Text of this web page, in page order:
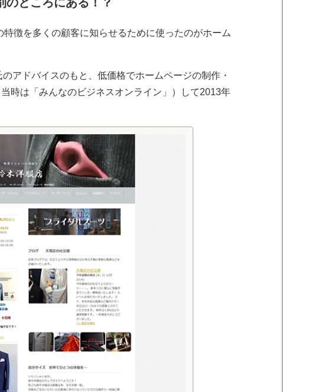
徴を多くの顧客に知らせるために使ったのがホーム
アドバイスのもと、低価格でホームページの制作・
時は「みんなのビジネスオンライン」）して2013年